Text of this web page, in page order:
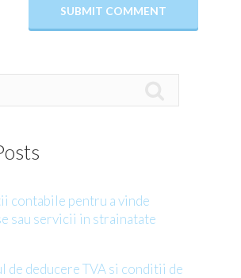
contabile pentru a vinde
sau servicii in strainatate
de deducere TVA si conditii de